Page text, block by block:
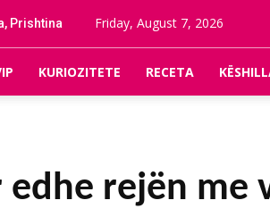
Prishtina Friday, August 7, 2026
KURIOZITETE RECETA
edhe rejën me